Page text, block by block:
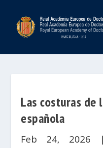
Las costuras de
española
Feb 24, 2026